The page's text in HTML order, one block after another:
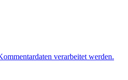
verarbeitet werden.